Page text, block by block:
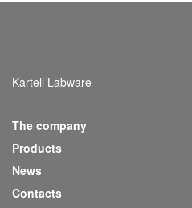
Kartell Labware
The company
Products(current)
News
Contacts